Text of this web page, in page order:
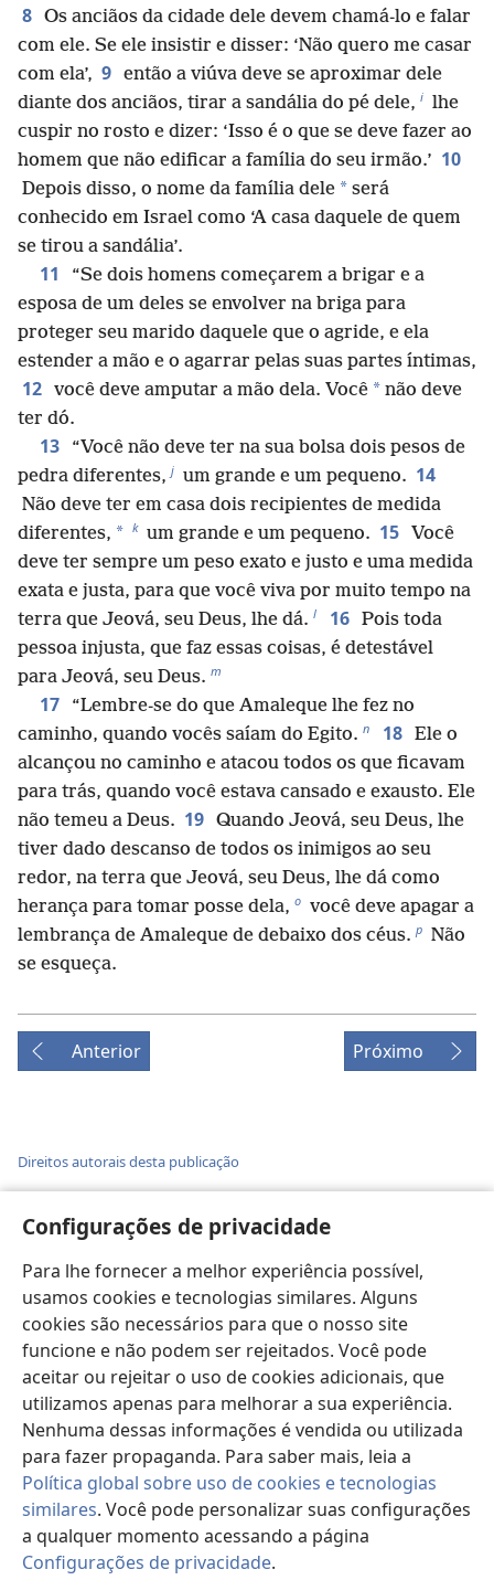
Configurações de privacidade
Para lhe fornecer a melhor experiência possível,
usamos cookies e tecnologias similares. Alguns
cookies são necessários para que o nosso site
funcione e não podem ser rejeitados. Você pode
aceitar ou rejeitar o uso de cookies adicionais, que
utilizamos apenas para melhorar a sua experiência.
Nenhuma dessas informações é vendida ou utilizada
para fazer propaganda. Para saber mais, leia a
Política global sobre uso de cookies e tecnologias
similares. Você pode personalizar suas configurações
a qualquer momento acessando a página
Configurações de privacidade.
8 Os anciãos da cidade dele devem chamá-lo e falar
com ele. Se ele insistir e disser: ‘Não quero me casar
com ela’, 9 então a viúva deve se aproximar dele
diante dos anciãos, tirar a sandália do pé dele, i lhe
cuspir no rosto e dizer: ‘Isso é o que se deve fazer ao
homem que não edificar a família do seu irmão.’ 10
Depois disso, o nome da família dele * será
conhecido em Israel como ‘A casa daquele de quem
se tirou a sandália’.
11
“Se dois homens começarem a brigar e a
esposa de um deles se envolver na briga para
proteger seu marido daquele que o agride, e ela
estender a mão e o agarrar pelas suas partes íntimas,
12 você deve amputar a mão dela. Você * não deve
ter dó.
13
“Você não deve ter na sua bolsa dois pesos de
pedra diferentes, j um grande e um pequeno. 14
Não deve ter em casa dois recipientes de medida
diferentes, * k um grande e um pequeno. 15 Você
deve ter sempre um peso exato e justo e uma medida
exata e justa, para que você viva por muito tempo na
terra que Jeová, seu Deus, lhe dá. l 16 Pois toda
pessoa injusta, que faz essas coisas, é detestável
para Jeová, seu Deus. m
17
“Lembre-se do que Amaleque lhe fez no
caminho, quando vocês saíam do Egito. n 18 Ele o
alcançou no caminho e atacou todos os que ficavam
para trás, quando você estava cansado e exausto. Ele
não temeu a Deus. 19 Quando Jeová, seu Deus, lhe
tiver dado descanso de todos os inimigos ao seu
redor, na terra que Jeová, seu Deus, lhe dá como
herança para tomar posse dela, o você deve apagar a
lembrança de Amaleque de debaixo dos céus. p Não
se esqueça.
Anterior Próximo
Direitos autorais desta publicação
Copyright©2026Watch Tower Bible and Tract Society of
Pennsylvania.
TERMOS DE USO| POLÍTICA DE PRIVACIDADE|
DE PRIVACIDADE